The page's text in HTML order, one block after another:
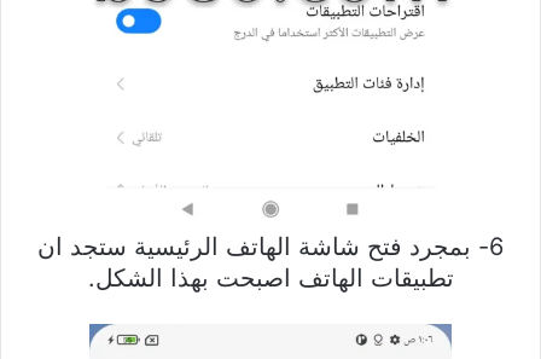
6- بمجرد فتح شاشة الهاتف الرئيسية ستجد ان
تطبيقات الهاتف اصبحت بهذا الشكل.